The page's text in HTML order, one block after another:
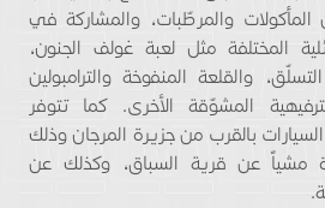
والمرطّبات، والمشاركة في
المختلفة مثل لعبة غولف الجنون،
والقلعة المنفوخة والترامبولين
المشوّقة الأخرى. كما تتوفر
بالقرب من جزيرة المرجان وذلك
مشياً عن قرية السباق، وكذلك عن